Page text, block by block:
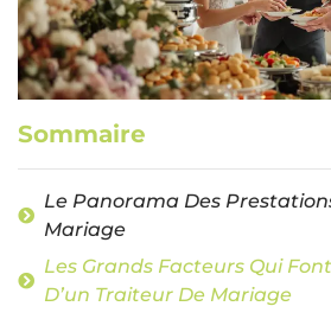
Sommaire
Le Panorama Des
Mariage
Les Grands Facteurs Qui
D’un Traiteur De Mariage